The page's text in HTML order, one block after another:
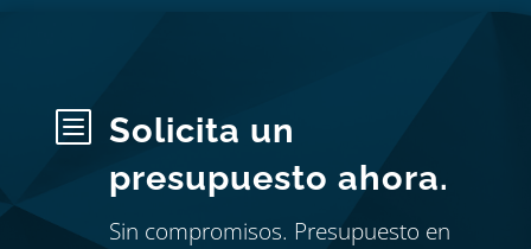
b
Solicita un
presupuesto ahora.
Sin compromisos. Presupuesto en